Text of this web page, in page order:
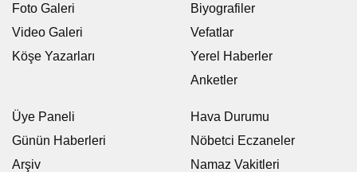
Foto Galeri
Video Galeri
Köşe Yazarları
Biyografiler
Vefatlar
Yerel Haberler
Anketler
Üye Paneli
Günün Haberleri
Arşiv
Hava Durumu
Nöbetci Eczaneler
Namaz Vakitleri